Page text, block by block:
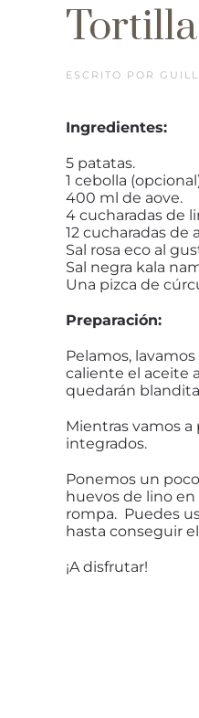
ESCRITO POR
Ingredientes:
5 patatas.
1 cebolla
400 ml de aove.
4 cucharadas de
12 cucharadas de
Sal rosa eco al
Sal negra kala
Una pizca de
Preparación:
Pelamos,
caliente el aceite
quedarán
Mientras vamos a
integrados.
Ponemos un
huevos de lino
rompa. Puedes
hasta conseguir
¡A disfrutar!